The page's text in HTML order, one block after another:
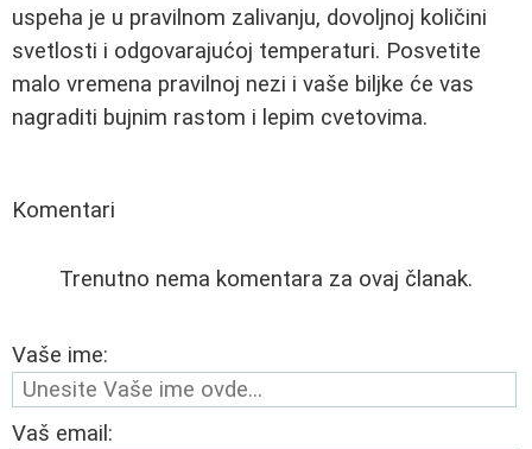
uspeha je u pravilnom zalivanju, dovoljnoj količini
svetlosti i odgovarajućoj temperaturi. Posvetite
malo vremena pravilnoj nezi i vaše biljke će vas
nagraditi bujnim rastom i lepim cvetovima.
Komentari
Trenutno nema komentara za ovaj članak.
Vaše ime:
Vaš email: